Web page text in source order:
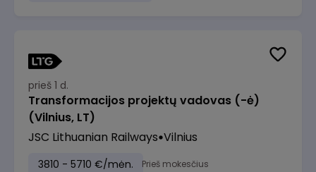
prieš 1 d.
Transformacijos projektų vadovas (-ė)
(Vilnius, LT)
JSC Lithuanian Railways Vilnius
3810 - 5710 €/mėn. Prieš mokesčius